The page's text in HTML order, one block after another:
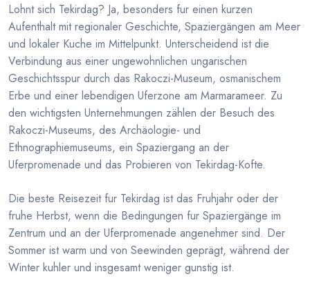
Lohnt sich Tekirdag? Ja, besonders fur einen kurzen
Aufenthalt mit regionaler Geschichte, Spaziergängen am Meer
und lokaler Kuche im Mittelpunkt. Unterscheidend ist die
Verbindung aus einer ungewohnlichen ungarischen
Geschichtsspur durch das Rakoczi-Museum, osmanischem
Erbe und einer lebendigen Uferzone am Marmarameer. Zu
den wichtigsten Unternehmungen zählen der Besuch des
Rakoczi-Museums, des Archäologie- und
Ethnographiemuseums, ein Spaziergang an der
Uferpromenade und das Probieren von Tekirdag-Kofte.
Die beste Reisezeit fur Tekirdag ist das Fruhjahr oder der
fruhe Herbst, wenn die Bedingungen fur Spaziergänge im
Zentrum und an der Uferpromenade angenehmer sind. Der
Sommer ist warm und von Seewinden geprägt, während der
Winter kuhler und insgesamt weniger gunstig ist.